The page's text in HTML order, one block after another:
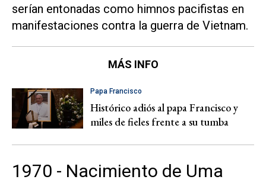
serían entonadas como himnos pacifistas en
manifestaciones contra la guerra de Vietnam.
MÁS INFO
Papa Francisco
Histórico adiós al papa Francisco y
miles de fieles frente a su tumba
1970 - Nacimiento de Uma